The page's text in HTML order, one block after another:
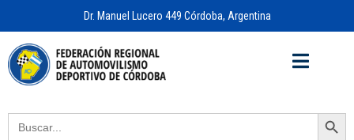
Dr. Manuel Lucero 449 Córdoba, Argentina
Search
for:
Search Button